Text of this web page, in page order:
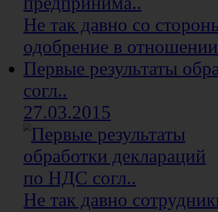
Не так давно со
одобрение в
Первые результаты
согл..
27.03.2015
Не так давно